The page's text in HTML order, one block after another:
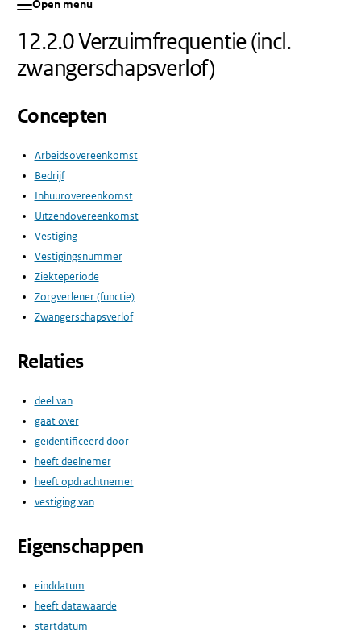
Open menu
12.2.0 Verzuimfrequentie (incl.
zwangerschapsverlof)
Concepten
Arbeidsovereenkomst
Bedrijf
Inhuurovereenkomst
Uitzendovereenkomst
Vestiging
Vestigingsnummer
Ziekteperiode
Zorgverlener (functie)
Zwangerschapsverlof
Relaties
deel van
gaat over
geïdentificeerd door
heeft deelnemer
heeft opdrachtnemer
vestiging van
Eigenschappen
einddatum
heeft datawaarde
startdatum